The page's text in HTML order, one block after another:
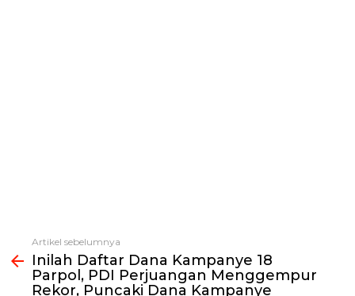
Lihat
selengkapnya
Artikel sebelumnya
Inilah Daftar Dana Kampanye 18
Parpol, PDI Perjuangan Menggempur
Rekor, Puncaki Dana Kampanye